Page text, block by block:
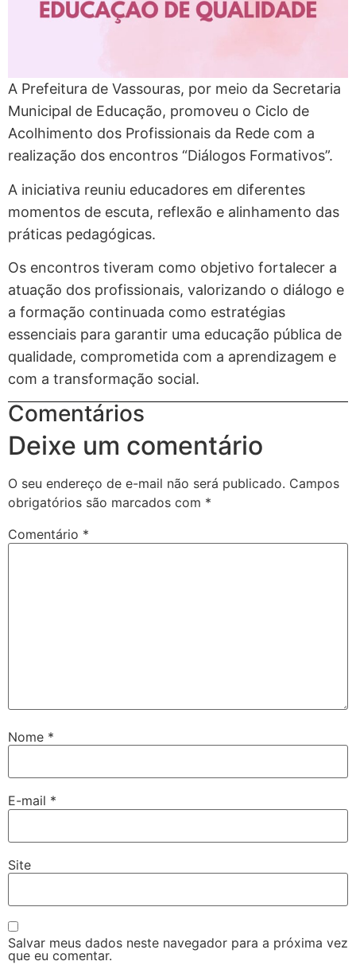
A Prefeitura de Vassouras, por meio da Secretaria
Municipal de Educação, promoveu o Ciclo de
Acolhimento dos Profissionais da Rede com a
realização dos encontros “Diálogos Formativos”.
A iniciativa reuniu educadores em diferentes
momentos de escuta, reflexão e alinhamento das
práticas pedagógicas.
Os encontros tiveram como objetivo fortalecer a
atuação dos profissionais, valorizando o diálogo e
a formação continuada como estratégias
essenciais para garantir uma educação pública de
qualidade, comprometida com a aprendizagem e
com a transformação social.
Comentários
Deixe um comentário
O seu endereço de e-mail não será publicado. Campos
obrigatórios são marcados com *
Comentário *
Nome *
E-mail *
Site
Salvar meus dados neste navegador para a próxima vez
que eu comentar.